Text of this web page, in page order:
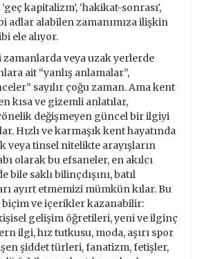
kapitalizm’, ‘hakikat-sonrası’,
adlar alabilen zamanımıza ilişkin
ele alıyor.
zamanlarda veya uzak yerlerde
ait “yanlış anlamalar”,
sayılır çoğu zaman. Ama kent
kısa ve gizemli anlatılar,
değişmeyen güncel bir ilgiyi
Hızlı ve karmaşık kent hayatında
veya tinsel nitelikte arayışların
olarak bu efsaneler, en akılcı
bile saklı bilinçdışını, batıl
ayırt etmemizi mümkün kılar. Bu
ve içerikler kazanabilir:
gelişim öğretileri, yeni ve ilginç
ilgi, hız tutkusu, moda, aşırı spor
şiddet türleri, fanatizm, fetişler,